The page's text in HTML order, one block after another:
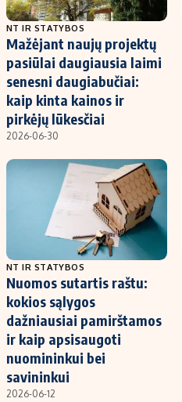
NT IR STATYBOS
Mažėjant naujų projektų
pasiūlai daugiausia laimi
senesni daugiabučiai:
kaip kinta kainos ir
pirkėjų lūkesčiai
2026-06-30
NT IR STATYBOS
Nuomos sutartis raštu:
kokios sąlygos
dažniausiai pamirštamos
ir kaip apsisaugoti
nuomininkui bei
savininkui
2026-06-12